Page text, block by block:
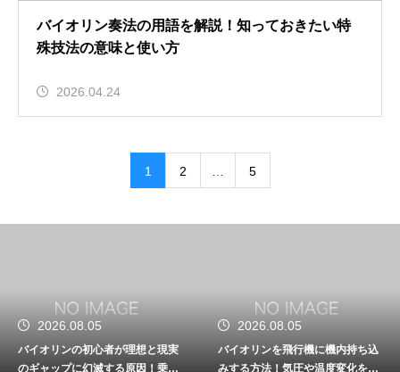
バイオリン奏法の用語を解説！知っておきたい特
殊技法の意味と使い方
2026.04.24
1 2 5
2026.08.05
バイオリンの初心者が理想と現実
のギャップに幻滅する原因！乗り
2026.08.05
バイオリンを飛行機に機内持ち込
みする方法！気圧や温度変化を防